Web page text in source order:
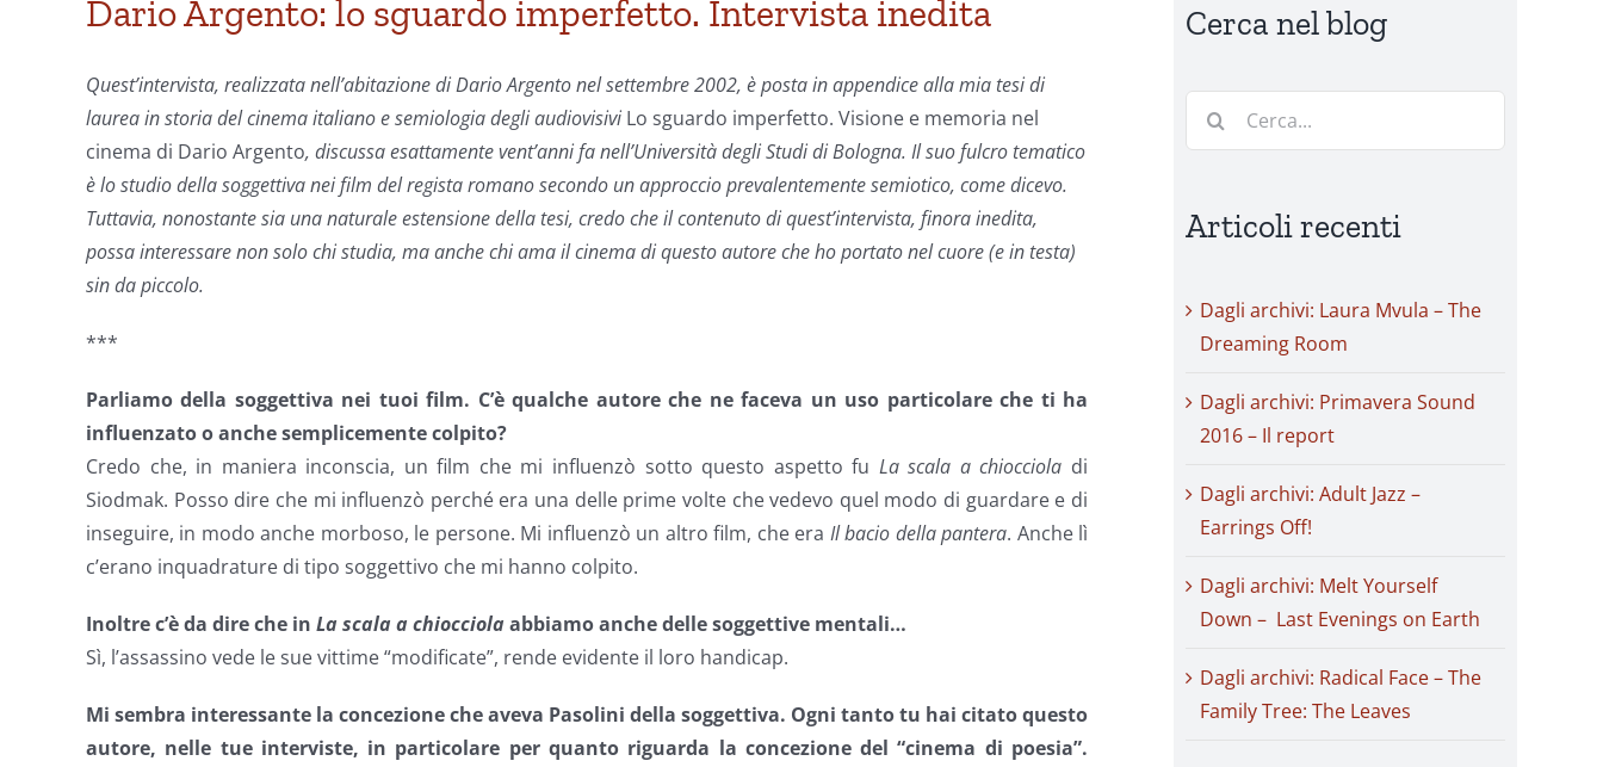
Dario Argento: lo sguardo imperfetto. Intervista inedita
Quest’intervista, realizzata nell’abitazione di Dario Argento nel settembre 2002, è posta in appendice alla mia tesi di
laurea in storia del cinema italiano e semiologia degli audiovisivi Lo sguardo imperfetto. Visione e memoria nel
cinema di Dario Argento, discussa esattamente vent’anni fa nell’Università degli Studi di Bologna. Il suo fulcro tematico
è lo studio della soggettiva nei film del regista romano secondo un approccio prevalentemente semiotico, come dicevo.
Tuttavia, nonostante sia una naturale estensione della tesi, credo che il contenuto di quest’intervista, finora inedita,
possa interessare non solo chi studia, ma anche chi ama il cinema di questo autore che ho portato nel cuore (e in testa)
sin da piccolo.
***
Parliamo della soggettiva nei tuoi film. C’è qualche autore che ne faceva un uso particolare che ti ha
influenzato o anche semplicemente colpito?
Credo che, in maniera inconscia, un film che mi influenzò sotto questo aspetto fu La scala a chiocciola di
Siodmak. Posso dire che mi influenzò perché era una delle prime volte che vedevo quel modo di guardare e di
inseguire, in modo anche morboso, le persone. Mi influenzò un altro film, che era Il bacio della pantera. Anche lì
c’erano inquadrature di tipo soggettivo che mi hanno colpito.
Inoltre c’è da dire che in La scala a chiocciolaabbiamo anche delle soggettive mentali…
Sì, l’assassino vede le sue vittime “modificate”, rende evidente il loro handicap.
Mi sembra interessante la concezione che aveva Pasolini della soggettiva. Ogni tanto tu hai citato questo
autore, nelle tue interviste, in particolare per quanto riguarda la concezione del “cinema di poesia”.
Cerca nel blog
Cerca
Articoli recenti
Dagli archivi: Laura Mvula – The
Dreaming Room
Dagli archivi: Primavera Sound
2016 – Il report
Dagli archivi: Adult Jazz –
Earrings Off!
Dagli archivi: Melt Yourself
Down – Last Evenings on Earth
Dagli archivi: Radical Face – The
Family Tree: The Leaves